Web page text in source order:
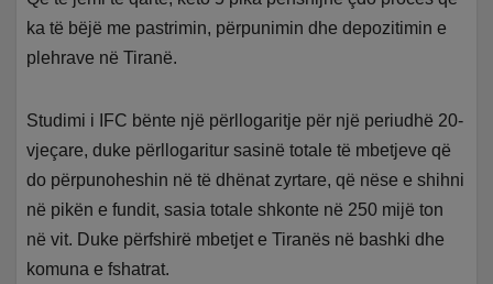
ka të bëjë me pastrimin, përpunimin dhe depozitimin e
plehrave në Tiranë.
Studimi i IFC bënte një përllogaritje për një periudhë 20-
vjeçare, duke përllogaritur sasinë totale të mbetjeve që
do përpunoheshin në të dhënat zyrtare, që nëse e shihni
në pikën e fundit, sasia totale shkonte në 250 mijë ton
në vit. Duke përfshirë mbetjet e Tiranës në bashki dhe
komuna e fshatrat.